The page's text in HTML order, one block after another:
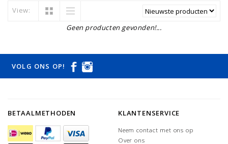
View:
Geen producten gevonden!...
VOLG ONS OP!
BETAALMETHODEN KLANTENSERVICE
Neem contact met ons op
Over ons